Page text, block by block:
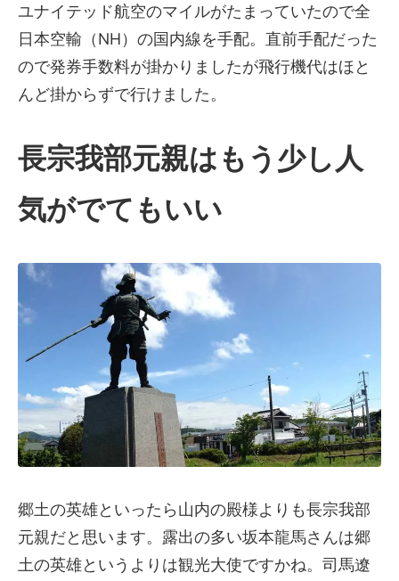
ユナイテッド航空のマイルがたまっていたので全
日本空輸（NH）の国内線を手配。直前手配だった
ので発券手数料が掛かりましたが飛行機代はほと
んど掛からずで行けました。
長宗我部元親はもう少し人
気がでてもいい
郷土の英雄といったら山内の殿様よりも長宗我部
元親だと思います。露出の多い坂本龍馬さんは郷
土の英雄というよりは観光大使ですかね。司馬遼